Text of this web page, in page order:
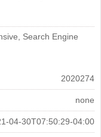
Search Engine
2020274
none
04-30T07:50:29-04:00